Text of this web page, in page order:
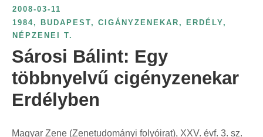
2008-03-11
1984, BUDAPEST, CIGÁNYZENEKAR , ERDÉLY,
NÉPZENEI T.
Sárosi Bálint: Egy
többnyelvű cigényzenekar
Erdélyben
Magyar Zene (Zenetudományi folyóirat), XXV. évf. 3. sz.